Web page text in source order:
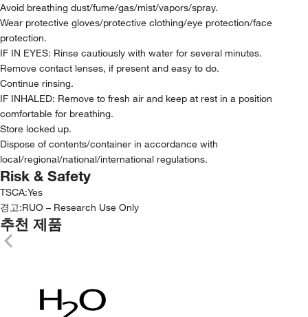
Avoid breathing dust/fume/gas/mist/vapors/spray.
Wear protective gloves/protective clothing/eye protection/face
protection.
IF IN EYES: Rinse cautiously with water for several minutes.
Remove contact lenses, if present and easy to do.
Continue rinsing.
IF INHALED: Remove to fresh air and keep at rest in a position
comfortable for breathing.
Store locked up.
Dispose of contents/container in accordance with
local/regional/national/international regulations.
Risk & Safety
TSCA:Yes
경고:RUO – Research Use Only
추천 제품